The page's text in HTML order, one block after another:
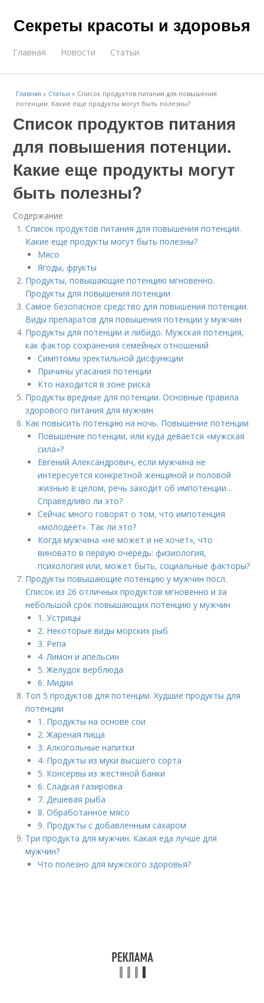
Секреты красоты и здоровья
Главная Новости Статьи
Главная » Статьи » Список продуктов питания для повышения
потенции. Какие еще продукты могут быть полезны?
Список продуктов питания
для повышения потенции.
Какие еще продукты могут
быть полезны?
Содержание
Список продуктов питания для повышения потенции.
Какие еще продукты могут быть полезны?
Мясо
Ягоды, фрукты
Продукты, повышающие потенцию мгновенно.
Продукты для повышения потенции
Самое безопасное средство для повышения потенции.
Виды препаратов для повышения потенции у мужчин
Продукты для потенции и либидо. Мужская потенция,
как фактор сохранения семейных отношений
Симптомы эректильной дисфункции
Причины угасания потенции
Кто находится в зоне риска
Продукты вредные для потенции. Основные правила
здорового питания для мужчин
Как повысить потенцию на ночь. Повышение потенции
Повышение потенции, или куда девается «мужская
сила»?
Евгений Александрович, если мужчина не
интересуется конкретной женщиной и половой
жизнью в целом, речь заходит об импотенции…
Справедливо ли это?
Сейчас много говорят о том, что импотенция
«молодеет». Так ли это?
Когда мужчина «не может и не хочет», что
виновато в первую очередь: физиология,
психология или, может быть, социальные факторы?
Продукты повышающие потенцию у мужчин посл.
Список из 26 отличных продуктов мгновенно и за
небольшой срок повышающих потенцию у мужчин
1. Устрицы
2. Некоторые виды морских рыб
3. Репа
4. Лимон и апельсин
5. Желудок верблюда
6. Мидии
Топ 5 продуктов для потенции. Худшие продукты для
потенции
1. Продукты на основе сои
2. Жареная пища
3. Алкогольные напитки
4. Продукты из муки высшего сорта
5. Консервы из жестяной банки
6. Сладкая газировка
7. Дешевая рыба
8. Обработанное мясо
9. Продукты с добавленным сахаром
Три продукта для мужчин. Какая еда лучше для
мужчин?
Что полезно для мужского здоровья?